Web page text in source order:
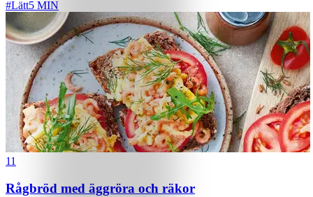
#Lätt5 MIN
11
Rågbröd med äggröra och räkor